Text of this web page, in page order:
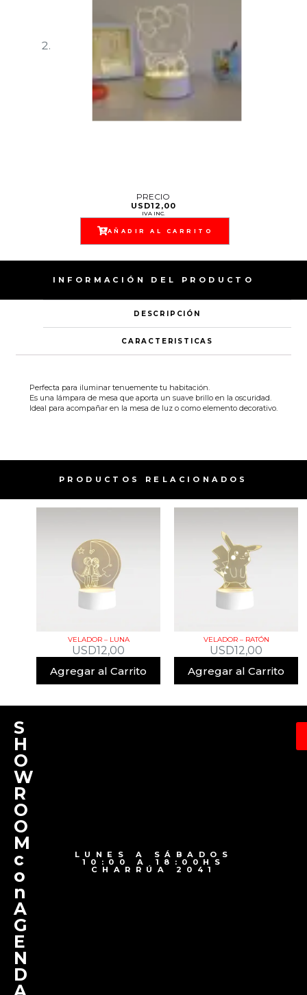
PRECIO
USD12,00
IVA INC.
AÑADIR AL CARRITO
INFORMACIÓN DEL PRODUCTO
DESCRIPCIÓN
CARACTERISTICAS
Perfecta para iluminar tenuemente tu habitación.
Es una lámpara de mesa que aporta un suave brillo en la oscuridad.
Ideal para acompañar en la mesa de luz o como elemento decorativo.
PRODUCTOS RELACIONADOS​
VELADOR – LUNA
USD12,00
Agregar al Carrito
VELADOR – RATÓN
USD12,00
Agregar al Carrito
S
H
O
W
R
O
O
M
c
o
n
A
G
E
N
D
A
LUNES A SÁBADOS
10:00 A 18:00HS
CHARRÚA 2041